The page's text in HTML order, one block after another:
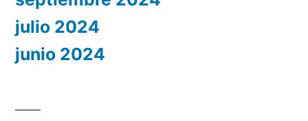
julio 2024
junio 2024